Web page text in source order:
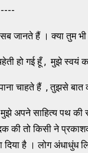
जानते हैं । क्या तुम भी
हो गई हूँ , मुझे स्वयं
चाहते हैं , तुझसे बात
साहित्य पथ की
की तो किसी ने
दिया है । लोग